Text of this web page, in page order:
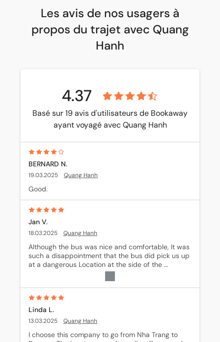
Les avis de nos usagers à
propos du trajet avec Quang
Hanh
4.37
Basé sur 19 avis d'utilisateurs de Bookaway
ayant voyagé avec Quang Hanh
BERNARD N.
19.03.2025 Quang Hanh
Good.
Jan V.
18.03.2025 Quang Hanh
Although the bus was nice and comfortable, It was
such a disappointment that the bus did pick us up
at a dangerous Location at the side of the
Highway, while we had instructions for a safe Place
where 20 other Busses had stopped to pick up
travellers in the hour we waited there ! Another
disappointment was the almost continuously
smoking driver !!
Linda L.
13.03.2025 Quang Hanh
I choose this company to go from Nha Trang to